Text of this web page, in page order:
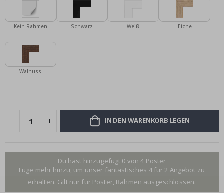
Kein Rahmen Schwarz Weiß Eiche
Walnuss
IN DEN WARENKORB LEGEN
Du hast hinzugefügt 0 von 4 Poster
Füge mehr hinzu, um unser fantastisches 4 für 2 Angebot zu
erhalten. Gilt nur für Poster, Rahmen ausgeschlossen.